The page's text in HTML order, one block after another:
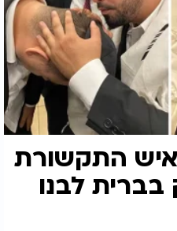
איש התקשורת
בברית לבנו